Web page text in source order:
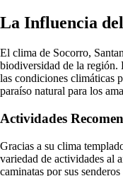
La Influencia
El clima de Socorro,
biodiversidad de la región.
las condiciones climáticas
paraíso natural para los
Actividades
Gracias a su clima
variedad de actividades al
caminatas por sus